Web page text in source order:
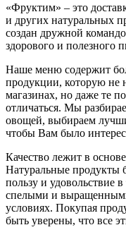
«Фруктим» – это
и других натуральных
создан дружной
здорового и полезного
Наше меню содержит
продукции, которую не
магазинах, но даже те
отличаться. Мы
овощей, выбираем
чтобы Вам было
Качество лежит в
Натуральные продукты
пользу и удовольствие
cпелыми и
условиях. Покупая
быть уверены, что все